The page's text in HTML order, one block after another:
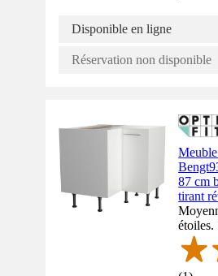
Disponible en ligne
Réservation non disponible
87 cm
tirant
étoiles.